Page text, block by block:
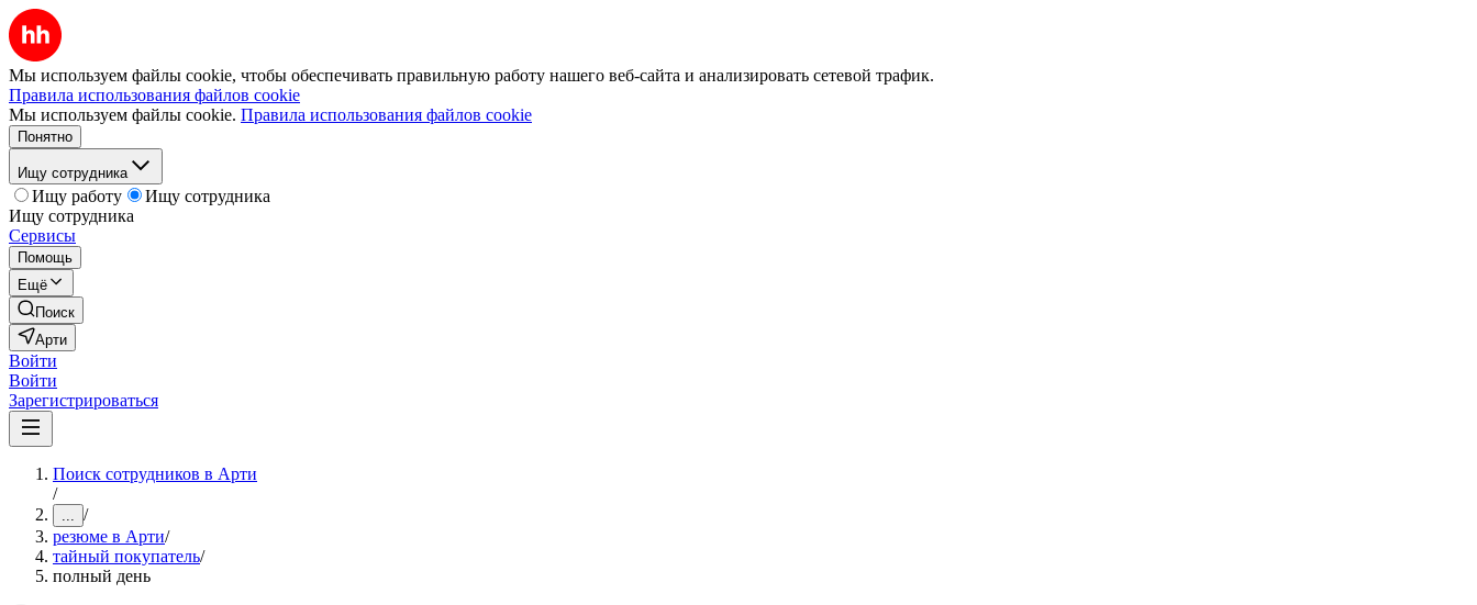
Мы используем файлы cookie, чтобы обеспечивать правильную работу нашего веб-сайта и анализировать сетевой трафик.
Правила использования файлов cookie
Мы используем файлы cookie. Правила использования файлов cookie
Понятно
Ищу сотрудника
Ищу работу
Ищу сотрудника
Ищу сотрудника
Сервисы
Помощь
Ещё
Поиск
Арти
Войти
Войти
Зарегистрироваться
Поиск сотрудников в Арти
/
... /
резюме в Арти/
тайный покупатель/
полный день